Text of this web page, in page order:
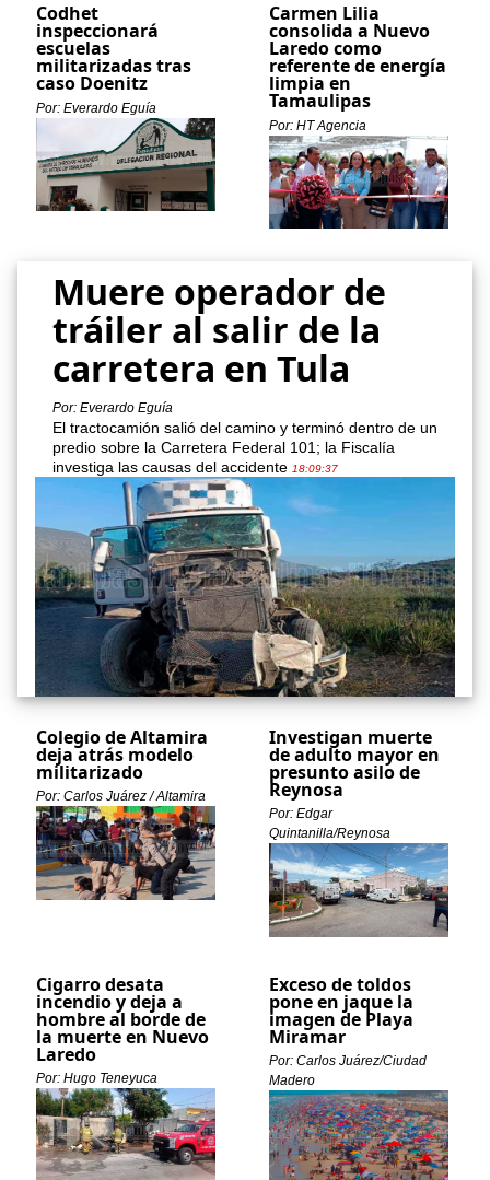
Codhet
inspeccionará
escuelas
militarizadas tras
caso Doenitz
Por: Everardo Eguía
Carmen Lilia
consolida a Nuevo
Laredo como
referente de energía
limpia en
Tamaulipas
Por: HT Agencia
Muere operador de
tráiler al salir de la
carretera en Tula
Por: Everardo Eguía
El tractocamión salió del camino y terminó dentro de un
predio sobre la Carretera Federal 101; la Fiscalía
investiga las causas del accidente 18:09:37
Colegio de Altamira
deja atrás modelo
militarizado
Por: Carlos Juárez / Altamira
Investigan muerte
de adulto mayor en
presunto asilo de
Reynosa
Por: Edgar
Quintanilla/Reynosa
Cigarro desata
incendio y deja a
hombre al borde de
la muerte en Nuevo
Laredo
Por: Hugo Teneyuca
Exceso de toldos
pone en jaque la
imagen de Playa
Miramar
Por: Carlos Juárez/Ciudad
Madero